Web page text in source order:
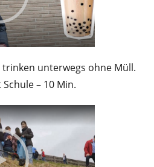
trinken unterwegs ohne Müll.
Schule – 10 Min.